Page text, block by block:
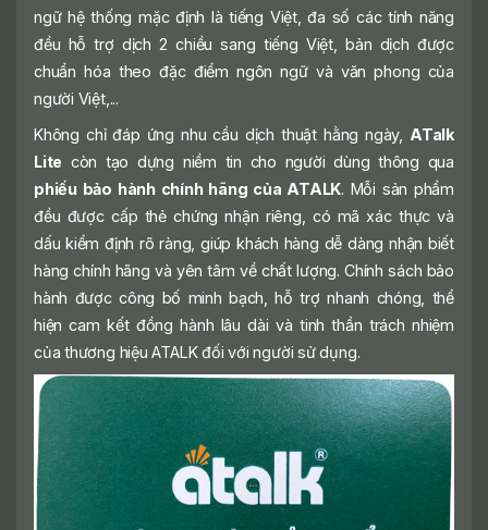
ngữ hệ thống mặc định là tiếng Việt, đa số các tính năng
đều hỗ trợ dịch 2 chiều sang tiếng Việt, bản dịch được
chuẩn hóa theo đặc điểm ngôn ngữ và văn phong của
người Việt,...
Không chỉ đáp ứng nhu cầu dịch thuật hằng ngày, ATalk
Lite còn tạo dựng niềm tin cho người dùng thông qua
phiếu bảo hành chính hãng của ATALK. Mỗi sản phẩm
đều được cấp thẻ chứng nhận riêng, có mã xác thực và
dấu kiểm định rõ ràng, giúp khách hàng dễ dàng nhận biết
hàng chính hãng và yên tâm về chất lượng. Chính sách bảo
hành được công bố minh bạch, hỗ trợ nhanh chóng, thể
hiện cam kết đồng hành lâu dài và tinh thần trách nhiệm
của thương hiệu ATALK đối với người sử dụng.